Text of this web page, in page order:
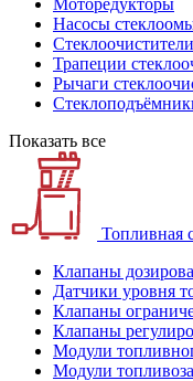
Моторедукторы
Насосы
Трапеции
Рычаги
Показать все
Топливная
Клапаны
Датчики уровня
Клапаны
Клапаны
Модули
Модули